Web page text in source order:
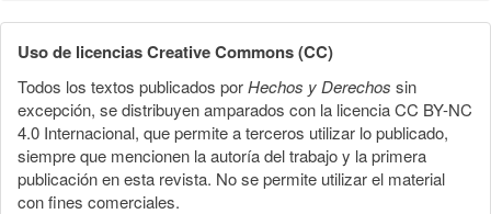
Uso de licencias Creative Commons (CC)
Todos los textos publicados porHechos y Derechos sin
excepción, se distribuyen amparados con la licencia CC BY-NC
4.0 Internacional, que permite a terceros utilizar lo publicado,
siempre que mencionen la autoría del trabajo y la primera
publicación en esta revista. No se permite utilizar el material
con fines comerciales.